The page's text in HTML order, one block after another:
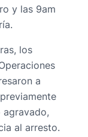
y las 9am
los
a
agravado,
al arresto.